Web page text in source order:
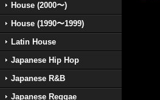
House (2000〜)
House (1990〜1999)
Latin House
Japanese Hip Hop
Japanese R&B
Japanese Reggae